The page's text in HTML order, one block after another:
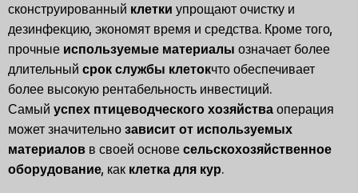
сконструированный клетки упрощают очистку и
дезинфекцию, экономят время и средства. Кроме того,
прочные используемые материалы означает более
длительный срок службы клетокчто обеспечивает
более высокую рентабельность инвестиций.
Самый успех птицеводческого хозяйства операция
может значительно зависит от используемых
материалов в своей основе сельскохозяйственное
оборудование, как клетка для кур.